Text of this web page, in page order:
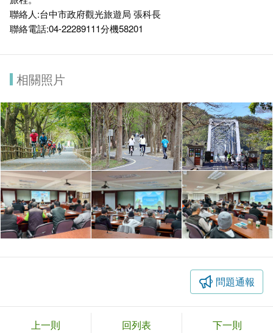
聯絡人:台中市政府觀光旅遊局 張科長
聯絡電話:04-22289111分機58201
相關照片
問題通報
上一則 回列表 下一則